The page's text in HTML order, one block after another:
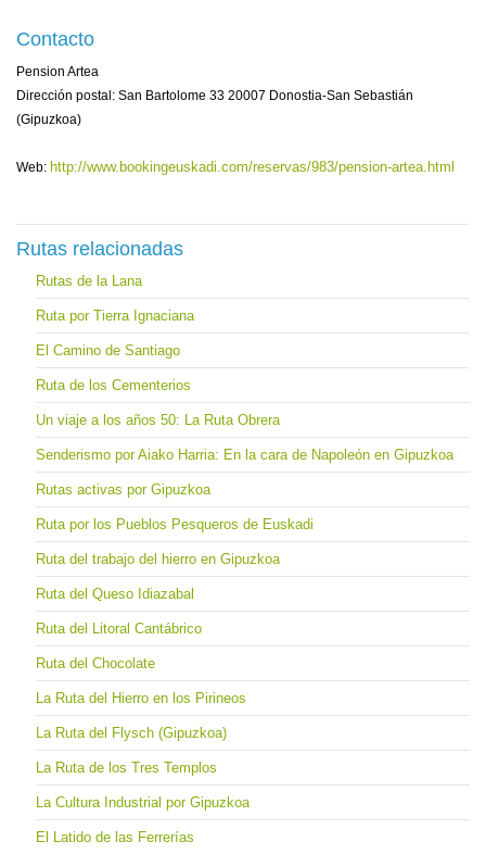
Contacto
Pension Artea
Dirección postal: San Bartolome 33 20007 Donostia-San Sebastián
(Gipuzkoa)
Web: http://www.bookingeuskadi.com/reservas/983/pension-artea.html
Rutas relacionadas
Rutas de la Lana
Ruta por Tierra Ignaciana
El Camino de Santiago
Ruta de los Cementerios
Un viaje a los años 50: La Ruta Obrera
Senderismo por Aiako Harria: En la cara de Napoleón en Gipuzkoa
Rutas activas por Gipuzkoa
Ruta por los Pueblos Pesqueros de Euskadi
Ruta del trabajo del hierro en Gipuzkoa
Ruta del Queso Idiazabal
Ruta del Litoral Cantábrico
Ruta del Chocolate
La Ruta del Hierro en los Pirineos
La Ruta del Flysch (Gipuzkoa)
La Ruta de los Tres Templos
La Cultura Industrial por Gipuzkoa
El Latido de las Ferrerías